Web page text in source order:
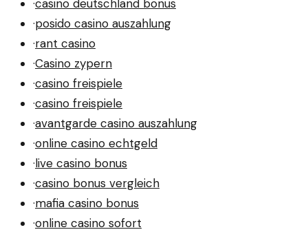
·casino deutschland bonus
·posido casino auszahlung
·rant casino
·Casino zypern
·casino freispiele
·casino freispiele
·avantgarde casino auszahlung
·online casino echtgeld
·live casino bonus
·casino bonus vergleich
·mafia casino bonus
·online casino sofort